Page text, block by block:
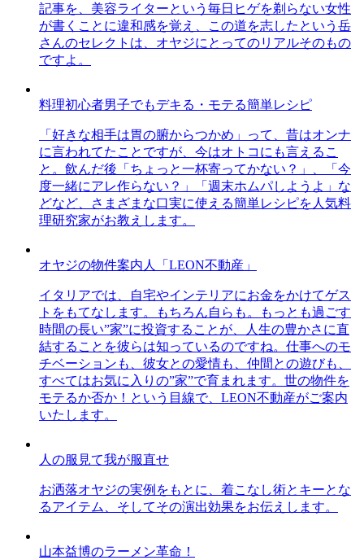
記事を、美容ライターという毎日ヒゲを剃らない女性
が書くことに違和感を覚え、この道を志したという岳
さんのセレクトは、オヤジにとってのリアルそのもの
ですよ。
料理初心者男子でもデキる・モテる簡単レシピ
「好きな相手は胃の腑からつかめ」って、昔はオンナ
に言われてたことですが、今はオトコにも言えるこ
と。飲んだ後「ちょっと一杯寄ってかない？」、「今
度一緒にアレ作らない？」「週末ホムパしようよ」な
どなど、さまざまな口実に使える簡単レシピを人気料
理研究家がお教えします。
オヤジの物件案内人「LEON不動産」
イタリアでは、自宅やインテリアにお金をかけてゲス
トをもてなします。もちろん自らも。もっとも過ごす
時間の長い”家”に投資することが、人生の豊かさに直
結することを彼らは知っているのですね。仕事へのモ
チベーションも、彼女との愛情も、仲間との遊びも、
すべてはお気に入りの”家”で育まれます。世の物件を
モテるか否か！という目線で、LEON不動産がご案内
いたします。
人の服見て我が服直せ
お洒落オヤジの実例をもとに、着こなし術とキーとな
るアイテム、そしてその演出効果をお伝えします。
山本益博のラーメン革命！